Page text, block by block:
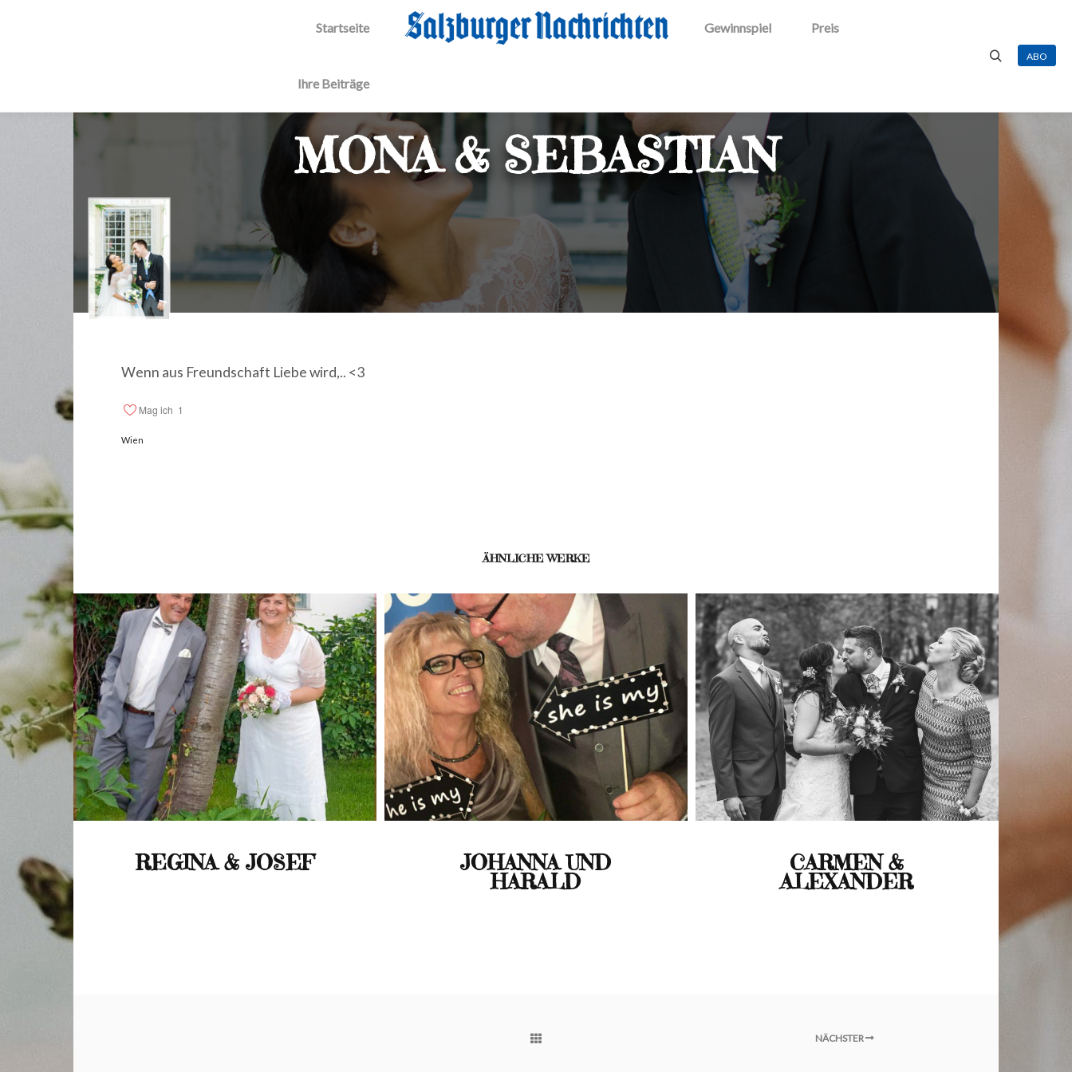
Startseite
Ihre Beiträge
Gewinnspiel Preis
ABO
MONA & SEBASTIAN
Wenn aus Freundschaft Liebe wird,.. <3
Mag ich 1
Wien
ÄHNLICHE WERKE
REGINA & JOSEF JOHANNA UND
HARALD
CARMEN &
ALEXANDER
NÄCHSTER